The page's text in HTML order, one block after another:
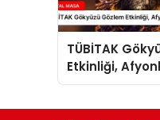
TÜBİTAK
Etkinliği,
yapılacak